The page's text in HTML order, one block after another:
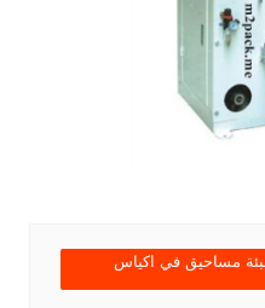
مساحيق في اكياس